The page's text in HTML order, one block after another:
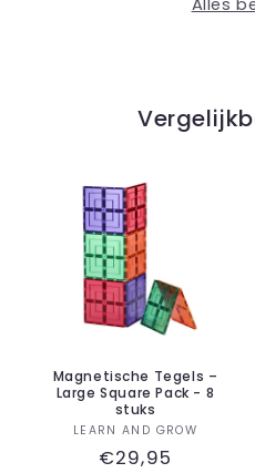
Alles
Magnetische Tegels –
Large Square Pack - 8
stuks
Verkoper:
LEARN AND GROW
Normale
€29,95